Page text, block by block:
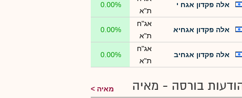
אלה פקדון אגח י
ת"א
0.00%
אלה פקדון אגחיא
אג"ח
ת"א
0.00%
אלה פקדון אגחיב
אג"ח
ת"א
0.00%
בורסה - מאיה מאיה